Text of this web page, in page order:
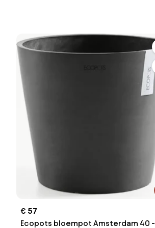
€ 57
Ecopots bloempot Amsterdam 40 -